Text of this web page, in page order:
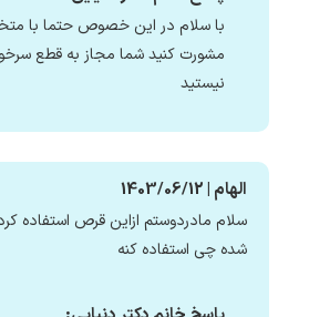
با سلام در این خصوص حتما با
مشورت کنید شما مجاز به قطع
نیستید
الهام | 1403/06/12
سلام مادردوستم ازاین قرص استفاده
شده چی استفاده کنه